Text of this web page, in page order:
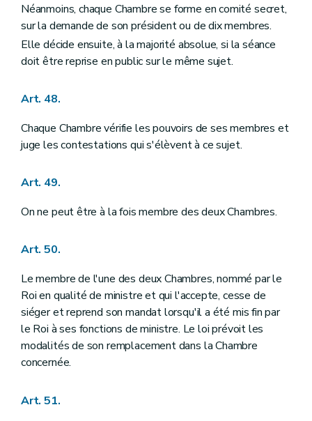
Néanmoins, chaque Chambre se forme en comité secret,
sur la demande de son président ou de dix membres.
Elle décide ensuite, à la majorité absolue, si la séance
doit être reprise en public sur le même sujet.
Art. 48.
Chaque Chambre vérifie les pouvoirs de ses membres et
juge les contestations qui s'élèvent à ce sujet.
Art. 49.
On ne peut être à la fois membre des deux Chambres.
Art. 50.
Le membre de l'une des deux Chambres, nommé par le
Roi en qualité de ministre et qui l'accepte, cesse de
siéger et reprend son mandat lorsqu'il a été mis fin par
le Roi à ses fonctions de ministre. Le loi prévoit les
modalités de son remplacement dans la Chambre
concernée.
Art. 51.